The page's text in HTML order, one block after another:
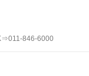
846-6000